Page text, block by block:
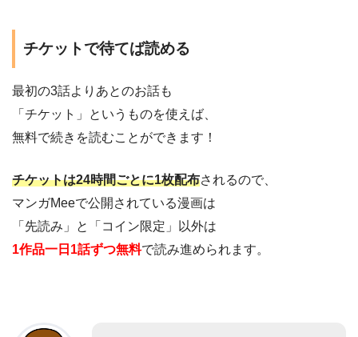
チケットで待てば読める
最初の3話よりあとのお話も
「チケット」というものを使えば、
無料で続きを読むことができます！
チケットは24時間ごとに1枚配布されるので、
マンガMeeで公開されている漫画は
「先読み」と「コイン限定」以外は
1作品一日1話ずつ無料で読み進められます。